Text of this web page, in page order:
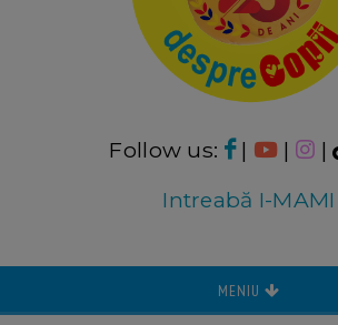
Follow us: | | |
Intreabă I-MAMI
MENIU